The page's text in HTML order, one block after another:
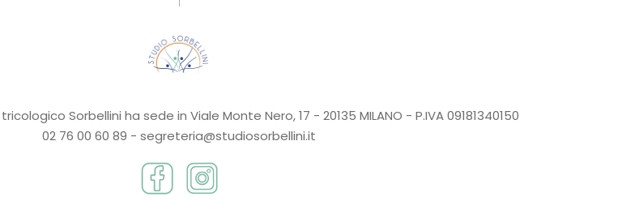
Sorbellini ha sede in Viale Monte Nero, 17 - 20135 MILANO - P.IVA 09181340150
02 76 00 60 89 - segreteria@studiosorbellini.it